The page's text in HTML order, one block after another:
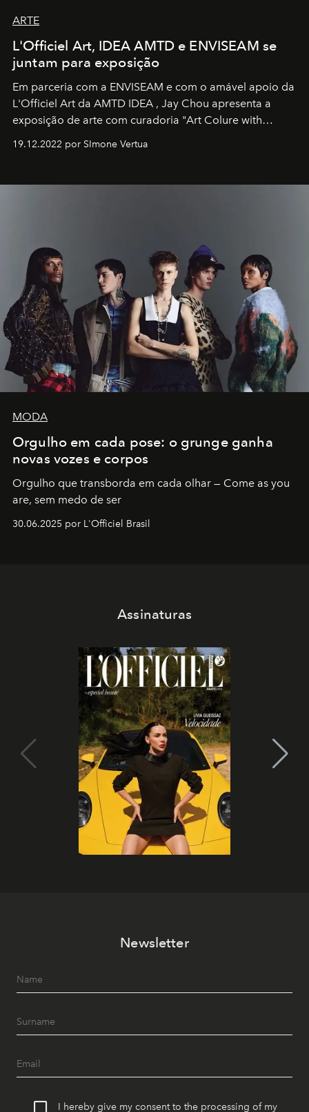
ARTE
L'Officiel Art, IDEA AMTD e ENVISEAM se
juntam para exposição
Em parceria com a ENVISEAM e com o amável apoio da
L'Officiel Art da AMTD IDEA , Jay Chou apresenta a
exposição de arte com curadoria "Art Colure with
19.12.2022 por SImone Vertua
MODA
Orgulho em cada pose: o grunge ganha
novas vozes e corpos
Orgulho que transborda em cada olhar — Come as you
are, sem medo de ser
30.06.2025 por L'Officiel Brasil
Assinaturas
Newsletter
I hereby give my consent to the processing of my